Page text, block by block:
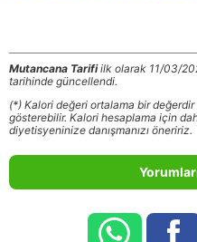
Mutancana Tarifiilk olarak 11/03/
tarihinde güncellendi.
(*) Kalori değeri ortalama bir
gösterebilir. Kalori hesaplama için
diyetisyeninize danışmanızı öneririz.